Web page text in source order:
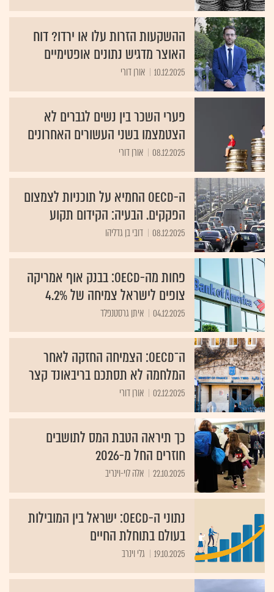
ההשקעות הזרות עלו או ירדו? דוח
האוצר מדגיש נתונים אופטימיים
10.12.2025 אורן דורי
פערי השכר בין נשים לגברים לא
הצטמצמו בשני העשורים האחרונים
08.12.2025 אורן דורי
ה-OECD החמיא על תוכניות לצמצום
הפקקים. הבעיה: הקידום תקוע
08.12.2025 דובי בן גדליהו
פחות מה-OECD: בבנק אוף אמריקה
צופים לישראל צמיחה של 4.2%
04.12.2025 איתן גרסטנפלד
ה־OECD: הצמיחה החזקה לאחר
המלחמה לא תסתכם בריבאונד קצר
02.12.2025 אורן דורי
כך תיראה הטבת המס לתושבים
חוזרים החל מ-2026
22.10.2025 אלה לוי-וינריב
נתוני ה-OECD: ישראל בין המובילות
בעולם בתוחלת החיים
19.10.2025 גלי וינרב